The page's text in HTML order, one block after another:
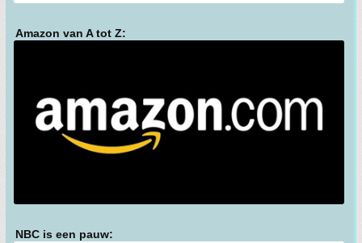
Amazon van A tot Z:
NBC is een pauw: